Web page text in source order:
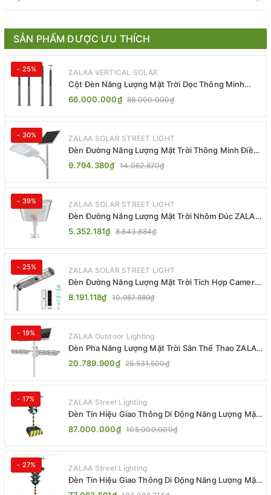
SẢN PHẨM ĐƯỢC ƯU THÍCH
- 25% ZALAA VERTICAL SOLAR
Cột Đèn Năng Lượng Mặt Trời Dọc Thông Minh
ZSR-YYDS-360 | ZALAA Jsc
66.000.000₫ 88.000.000₫
- 30% ZALAA SOLAR STREET LIGHT
Đèn Đường Năng Lượng Mặt Trời Thông Minh Điều
Khiển MPPT ZL-GMX01 ZALAA
9.794.380₫ 14.062.870₫
- 39% ZALAA SOLAR STREET LIGHT
Đèn Đường Năng Lượng Mặt Trời Nhôm Đúc ZALAA
ZL-BWH Cao Cấp IP65
5.352.181₫ 8.843.884₫
- 25% ZALAA SOLAR STREET LIGHT
Đèn Đường Năng Lượng Mặt Trời Tích Hợp Camera
ZALAA ZL-BJ04-CCTV (80W, IP65)
8.191.118₫ 10.987.889₫
- 19% ZALAA Outdoor Lighting
Đèn Pha Năng Lượng Mặt Trời Sân Thể Thao ZALAA
Jsc Chống Nước IP65 Cao Cấp
20.789.900₫ 25.531.500₫
- 17% ZALAA Street Lighting
Đèn Tín Hiệu Giao Thông Di Động Năng Lượng Mặt
Trời ZALAA ZL-300A-D
87.000.000₫ 105.000.000₫
- 27% ZALAA Street Lighting
Đèn Tín Hiệu Giao Thông Di Động Năng Lượng Mặt
Trời ZALAA ZL-409300C